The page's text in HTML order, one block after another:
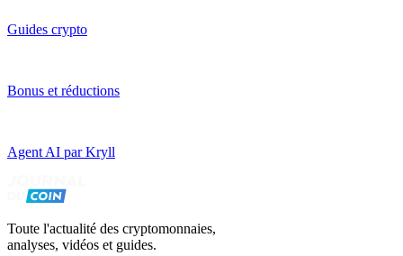
Guides crypto
Bonus et réductions
Agent AI par Kryll
Toute l'actualité des cryptomonnaies,
analyses, vidéos et guides.